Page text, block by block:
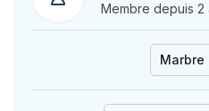
Membre depuis 2